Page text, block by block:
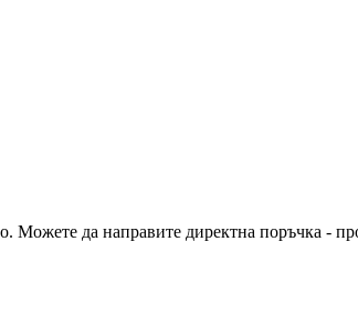
Можете да направите директна поръчка -